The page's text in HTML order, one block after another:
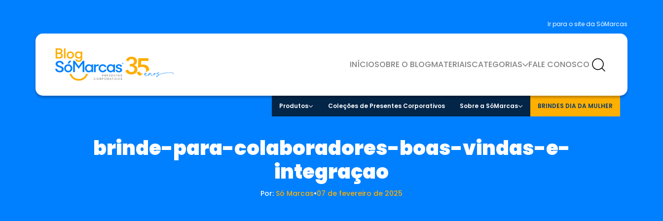
Ir para o site da SóMarcas
INÍCIOSOBRE O BLOGMATERIAISCATEGORIAS FALE CONOSCO
Produtos Coleções de Presentes Corporativos Sobre a SóMarcas BRINDES DIA DA MULHER
brinde-para-colaboradores-boas-vindas-e-
integraçao
Por: Só Marcas•07 de fevereiro de 2025